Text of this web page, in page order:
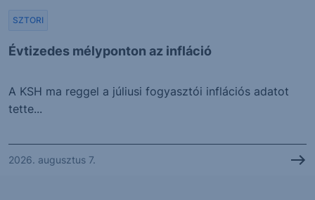
Évtizedes mélyponton az infláció
SZTORI
A KSH ma reggel a júliusi fogyasztói inflációs adatot
tette...
2026. augusztus 7.